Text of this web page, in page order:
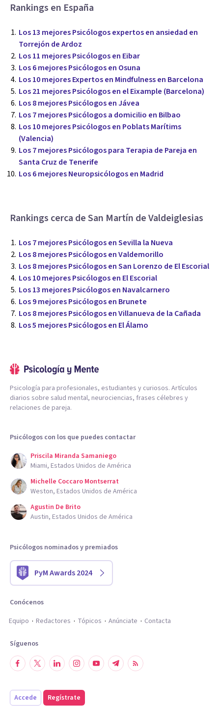
Rankings en España
Los 13 mejores Psicólogos expertos en ansiedad en
Torrejón de Ardoz
Los 11 mejores Psicólogos en Eibar
Los 6 mejores Psicólogos en Osuna
Los 10 mejores Expertos en Mindfulness en Barcelona
Los 21 mejores Psicólogos en el Eixample (Barcelona)
Los 8 mejores Psicólogos en Jávea
Los 7 mejores Psicólogos a domicilio en Bilbao
Los 10 mejores Psicólogos en Poblats Marítims
(Valencia)
Los 7 mejores Psicólogos para Terapia de Pareja en
Santa Cruz de Tenerife
Los 6 mejores Neuropsicólogos en Madrid
Rankings cerca de San Martín de Valdeiglesias
Los 7 mejores Psicólogos en Sevilla la Nueva
Los 8 mejores Psicólogos en Valdemorillo
Los 8 mejores Psicólogos en San Lorenzo de El Escorial
Los 10 mejores Psicólogos en El Escorial
Los 13 mejores Psicólogos en Navalcarnero
Los 9 mejores Psicólogos en Brunete
Los 8 mejores Psicólogos en Villanueva de la Cañada
Los 5 mejores Psicólogos en El Álamo
Psicología para profesionales, estudiantes y curiosos. Artículos
diarios sobre salud mental, neurociencias, frases célebres y
relaciones de pareja.
Psicólogos con los que puedes contactar
Priscila Miranda Samaniego
Miami, Estados Unidos de América
Michelle Coccaro Montserrat
Weston, Estados Unidos de América
Agustin De Brito
Austin, Estados Unidos de América
Psicólogos nominados y premiados
PyM Awards 2024
Conócenos
Equipo
Redactores Tópicos Anúnciate Contacta
Síguenos
Accede Regístrate